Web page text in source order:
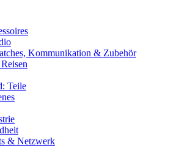
Kommunikation & Zubehör
Teile
& Netzwerk